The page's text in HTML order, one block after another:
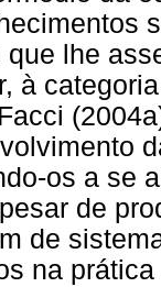
lhe
à
os a se
de
de
na